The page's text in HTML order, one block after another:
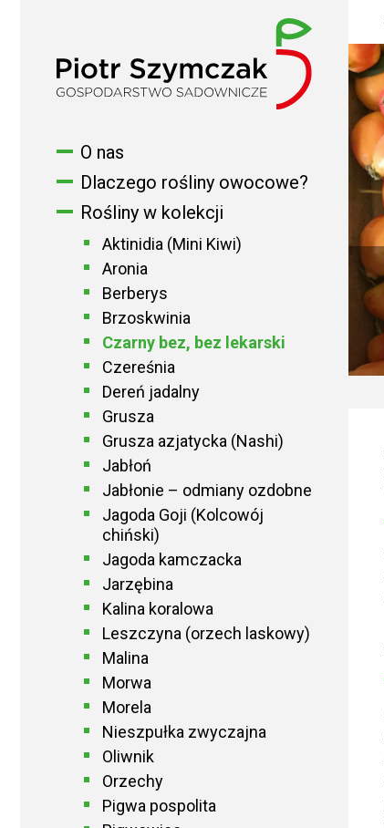
O nas
Dlaczego rośliny owocowe?
Rośliny w kolekcji
Aktinidia (Mini Kiwi)
Aronia
Berberys
Brzoskwinia
Czarny bez, bez lekarski
Czereśnia
Dereń jadalny
Grusza
Grusza azjatycka (Nashi)
Jabłoń
Jabłonie – odmiany ozdobne
Jagoda Goji (Kolcowój
chiński)
Jagoda kamczacka
Jarzębina
Kalina koralowa
Leszczyna (orzech laskowy)
Malina
Morwa
Morela
Nieszpułka zwyczajna
Oliwnik
Orzechy
Pigwa pospolita